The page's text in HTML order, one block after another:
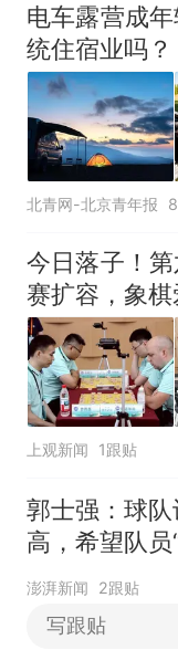
电车露营成
统住宿业吗？
北青网-北京青年报
今日落子！
赛扩容，象
上观新闻 1跟贴
郭士强：球
高，希望队员
澎湃新闻 2跟贴
写跟贴